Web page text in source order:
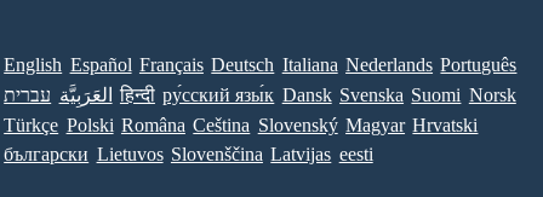
English Español Français Deutsch Italiana Nederlands Português
עברית العَرَبِيَّة हिन्दी ру́сский язы́к Dansk Svenska Suomi Norsk
Türkçe Polski Româna Ceština Slovenský Magyar Hrvatski
български Lietuvos Slovenščina Latvijas eesti